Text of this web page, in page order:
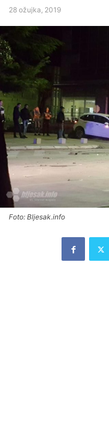
28 ožujka, 2019
Foto: Bljesak.info